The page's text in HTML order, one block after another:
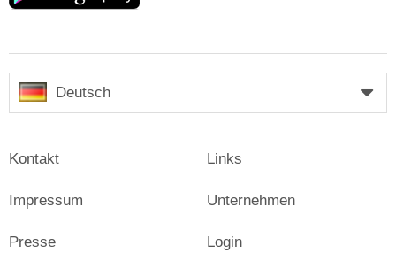
Deutsch
Kontakt
Impressum
Presse
Links
Unternehmen
Login